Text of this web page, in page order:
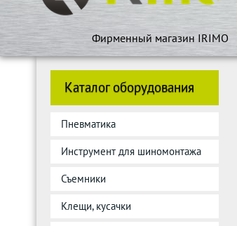
Фирменный магазин IRIMO
Каталог оборудования
Пневматика
Инструмент для шиномонтажа
Съемники
Клещи, кусачки